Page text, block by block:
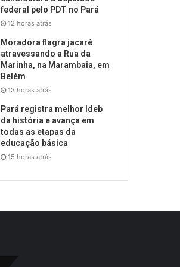
federal pelo PDT no Pará
12 horas atrás
Moradora flagra jacaré
atravessando a Rua da
Marinha, na Marambaia, em
Belém
13 horas atrás
Pará registra melhor Ideb
da história e avança em
todas as etapas da
educação básica
15 horas atrás